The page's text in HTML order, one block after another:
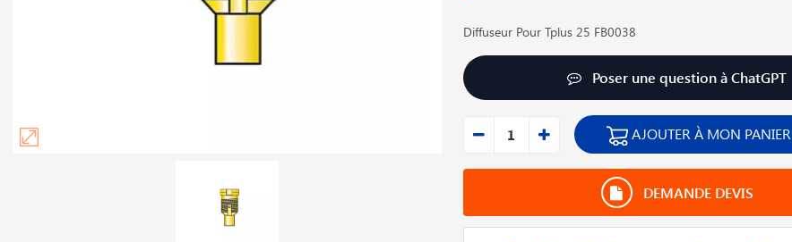
Diffuseur Pour Tplus 25 FB0038
Poser une question à ChatGPT
AJOUTER À MON PANIER
DEMANDE DEVIS